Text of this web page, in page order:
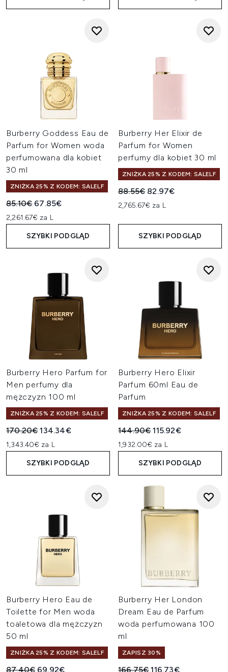
Burberry Goddess Eau de
Parfum for Women woda
perfumowana dla kobiet
30 ml
ZNIŻKA 25% Z KODEM: SALELF
Sugerowana cena detaliczna:
85.10€ Aktualna cena:
67.85€
2,261.67€ za L
SZYBKI PODGLĄD
Burberry Her Elixir de
Parfum for Women
perfumy dla kobiet 30 ml
ZNIŻKA 25% Z KODEM: SALELF
Sugerowana cena
88.55€ Aktualna cena:
82.97€
2,765.67€ za L
SZYBKI PODGLĄD
Burberry Hero Parfum for
Men perfumy dla
mężczyzn 100 ml
ZNIŻKA 25% Z KODEM: SALELF
Sugerowana cena detaliczna:
170.20€Aktualna cena:
134.34€
1,343.40€ za L
SZYBKI PODGLĄD
Burberry Hero Elixir
Parfum 60ml Eau de
Parfum
ZNIŻKA 25% Z KODEM: SALELF
Sugerowana cena
144.90€Aktualna cena:
115.92€
1,932.00€ za L
SZYBKI PODGLĄD
Burberry Hero Eau de
Toilette for Men woda
toaletowa dla mężczyzn
50 ml
ZNIŻKA 25% Z KODEM: SALELF
Sugerowana cena detaliczna:
87.40€ Aktualna cena:
69.92€
Burberry Her London
Dream Eau de Parfum
woda perfumowana 100
ml
ZAPISZ 30%
Sugerowana cena
166.75€Aktualna cena:
116.73€